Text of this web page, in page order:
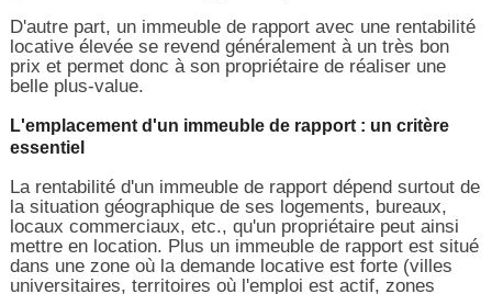
D'autre part, un immeuble de rapport avec une rentabilité
locative élevée se revend généralement à un très bon
prix et permet donc à son propriétaire de réaliser une
belle plus-value.
L'emplacement d'un immeuble de rapport : un critère
essentiel
La rentabilité d'un immeuble de rapport dépend surtout de
la situation géographique de ses logements, bureaux,
locaux commerciaux, etc., qu'un propriétaire peut ainsi
mettre en location. Plus un immeuble de rapport est situé
dans une zone où la demande locative est forte (villes
universitaires, territoires où l'emploi est actif, zones